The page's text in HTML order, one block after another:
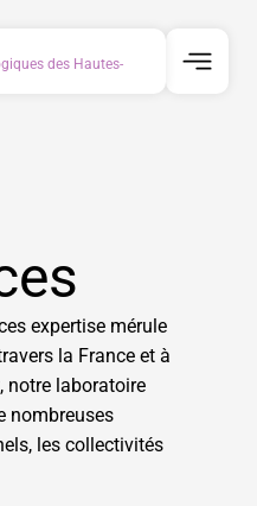
des Hautes-
expertise mérule
la France et à
notre laboratoire
nombreuses
les collectivités